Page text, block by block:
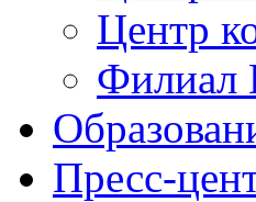
Центр
Пресс-